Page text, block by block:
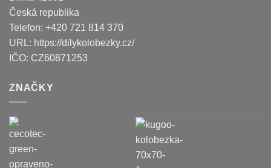
Česká republika
Telefon: +420 721 814 370
URL: https://dilykolobezky.cz/
IČO: CZ60871253
ZNAČKY